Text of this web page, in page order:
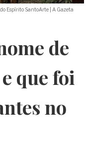
Espírito SantoArte | A Gazeta
de
que foi
no